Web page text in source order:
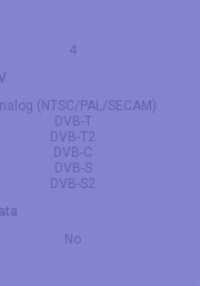
4
(NTSC/PAL/SECAM)
DVB-T
DVB-T2
DVB-C
DVB-S
DVB-S2
No